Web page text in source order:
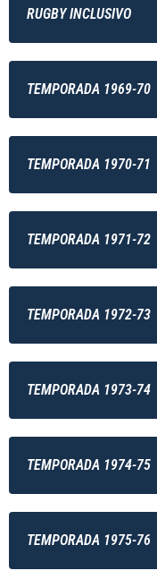
RUGBY INCLUSIVO
TEMPORADA 1969-70
TEMPORADA 1970-71
TEMPORADA 1971-72
TEMPORADA 1972-73
TEMPORADA 1973-74
TEMPORADA 1974-75
TEMPORADA 1975-76